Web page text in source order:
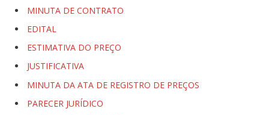
MINUTA DE CONTRATO
EDITAL
ESTIMATIVA DO PREÇO
JUSTIFICATIVA
MINUTA DA ATA DE REGISTRO DE PREÇOS
PARECER JURÍDICO